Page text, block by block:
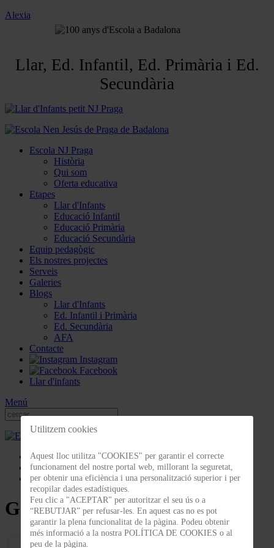
Alexia
Llar, Ed. Infantil, Ed. Primària i Ed.
Secundària
Escola NJ Praga
Història
Qui som
Oferta educativa
Etapes
Llar d'Infants
Educació Infantil
Educació Primària
Educació Secundària
Equip pedagògic
Els nostres projectes
Serveis
Galeries
Blogs
Llar d'Infants
Ed. Infantil i Primària
Ed. Secundària
AFA
Contacte
Instagram
Facebook
Llar d'infants
Menú
Galeries
Celebracions
Graduació P-2 2018
Graduació P-2 2018
Utilitzem cookies
Aquest lloc utilitza "COOKIES" per garantir el correcte
funcionament del nostre portal web, millorant la seguretat,
per obtenir una eficiència i una personalització superior i per
recopilar dades estadístiques.
Feu clic a "ACEPTAR" per autoritzar el seu ús o a
“REBUTJAR” per refusar-les. En aquest cas no es pot
garantir la plena funcionalitat de la pàgina. Podeu obtenir
més informació a la nostra POLÍTICA DE COOKIES o al
peu de la pàgina.